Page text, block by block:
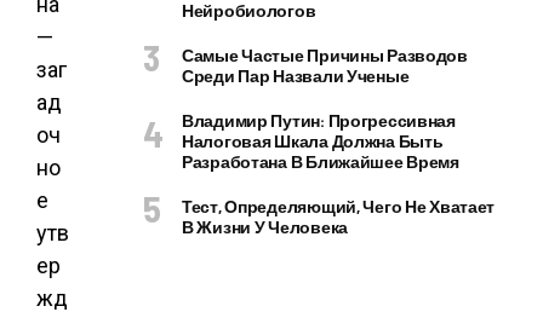
—
заг
ад
оч
но
е
утв
ер
жд
Нейробиологов
Самые Частые Причины Разводов
Среди Пар Назвали Ученые
Владимир Путин: Прогрессивная
Налоговая Шкала Должна Быть
Разработана В Ближайшее Время
Тест, Определяющий, Чего Не Хватает
В Жизни У Человека